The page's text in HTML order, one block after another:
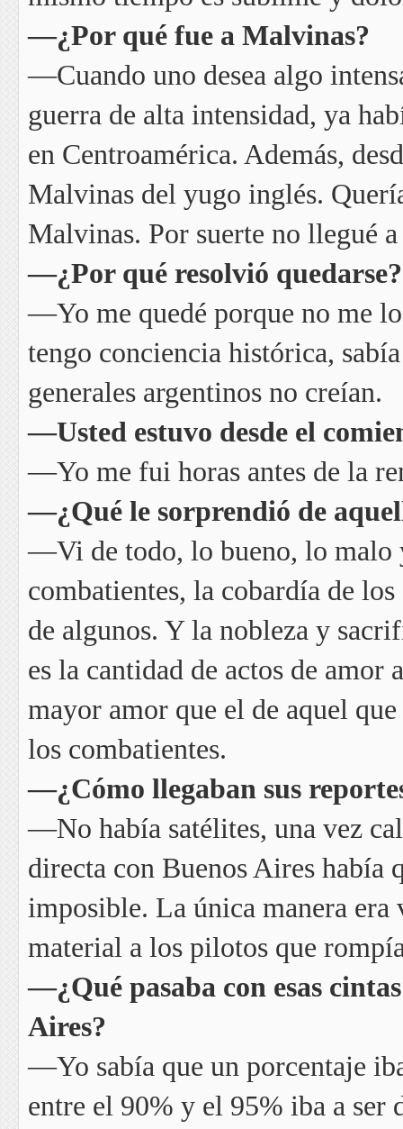
—¿Por qué fue a Malvinas?
—Cuando uno desea algo
guerra de alta intensidad, ya
en Centroamérica. Además,
Malvinas del yugo inglés.
Malvinas. Por suerte no llegué
—¿Por qué resolvió quedarse?
—Yo me quedé porque no me
tengo conciencia histórica,
generales argentinos no creían.
—Usted estuvo desde el
—Yo me fui horas antes de la
—¿Qué le sorprendió de
—Vi de todo, lo bueno, lo malo
combatientes, la cobardía de
de algunos. Y la nobleza y
es la cantidad de actos de
mayor amor que el de aquel
los combatientes.
—¿Cómo llegaban sus
—No había satélites, una vez
directa con Buenos Aires había
imposible. La única manera
material a los pilotos que
—¿Qué pasaba con esas
Aires?
—Yo sabía que un porcentaje
entre el 90% y el 95% iba a